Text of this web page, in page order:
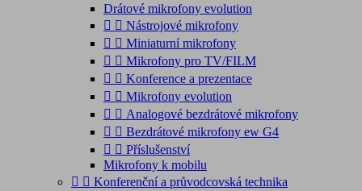
Drátové mikrofony evolution
  Nástrojové mikrofony
  Miniaturní mikrofony
  Mikrofony pro TV/FILM
  Konference a prezentace
  Mikrofony evolution
  Analogové bezdrátové mikrofony
  Bezdrátové mikrofony ew G4
  Příslušenství
Mikrofony k mobilu
  Konferenční a průvodcovská technika